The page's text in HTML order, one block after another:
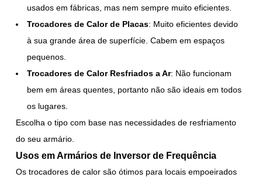
usados em fábricas, mas nem sempre muito eficientes.
Trocadores de Calor de Placas: Muito eficientes devido
à sua grande área de superfície. Cabem em espaços
pequenos.
Trocadores de Calor Resfriados a Ar: Não funcionam
bem em áreas quentes, portanto não são ideais em todos
os lugares.
Escolha o tipo com base nas necessidades de resfriamento
do seu armário.
Usos em Armários de Inversor de Frequência
Os trocadores de calor são ótimos para locais empoeirados